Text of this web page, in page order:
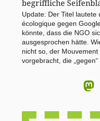
begriffliche
Update: Der Titel lautete
écologique gegen
könnte, dass die NGO
ausgesprochen hätte.
nicht so, der
vorgebracht, die